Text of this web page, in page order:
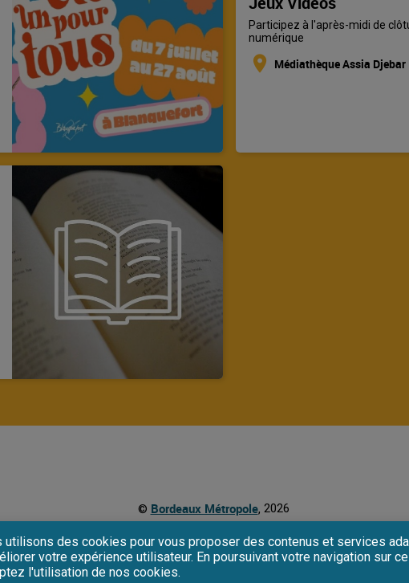
Participez à l'après-midi de
numérique
location_on Médiathèque Assia Djebar
© Bordeaux Métropole, 2026
InMédia Technologies BiblioMondo
utilisons des cookies pour vous proposer des contenus et services
votre expérience utilisateur. En poursuivant votre navigation sur
l'utilisation de nos cookies.